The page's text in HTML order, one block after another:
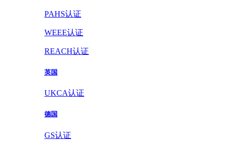
PAHS认证
WEEE认证
REACH认证
英国
UKCA认证
德国
GS认证